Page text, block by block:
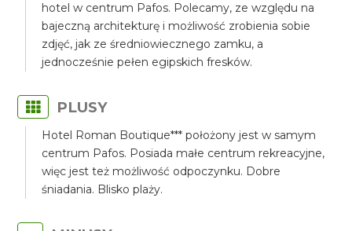
hotel w centrum Pafos. Polecamy, ze względu na
bajeczną architekturę i możliwość zrobienia sobie
zdjęć, jak ze średniowiecznego zamku, a
jednocześnie pełen egipskich fresków.
PLUSY
Hotel Roman Boutique*** położony jest w samym
centrum Pafos. Posiada małe centrum rekreacyjne,
więc jest też możliwość odpoczynku. Dobre
śniadania. Blisko plaży.